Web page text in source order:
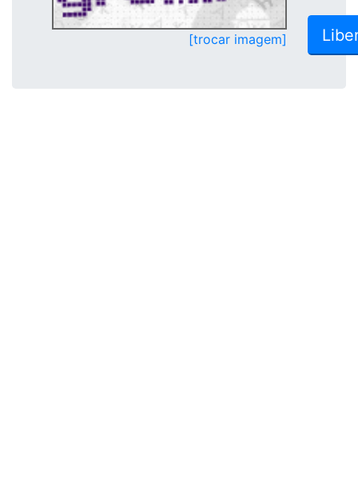
[trocar imagem]